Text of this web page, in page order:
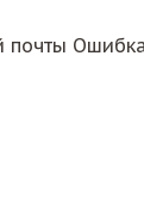
почты